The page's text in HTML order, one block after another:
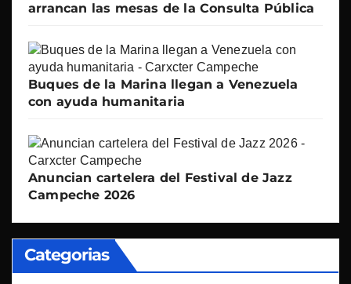
arrancan las mesas de la Consulta Pública
Buques de la Marina llegan a Venezuela
con ayuda humanitaria
Anuncian cartelera del Festival de Jazz
Campeche 2026
Categorias